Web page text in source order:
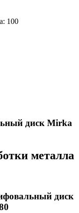
100
диск Mirka
металла
диск